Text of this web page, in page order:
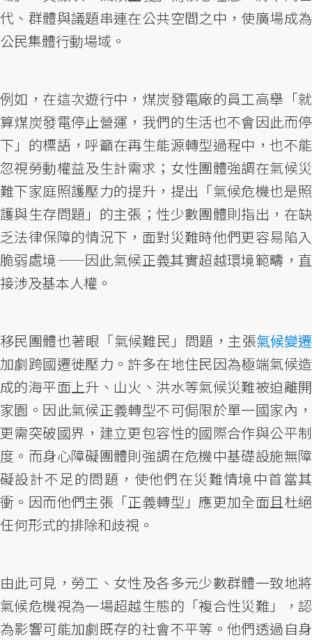
代、群體與議題串連在公共空間之中，使廣場成為
公民集體行動場域。
例如，在這次遊行中，煤炭發電廠的員工高舉「就
算煤炭發電停止營運，我們的生活也不會因此而停
下」的標語，呼籲在再生能源轉型過程中，也不能
忽視勞動權益及生計需求；女性團體強調在氣候災
難下家庭照護壓力的提升，提出「氣候危機也是照
護與生存問題」的主張；性少數團體則指出，在缺
乏法律保障的情況下，面對災難時他們更容易陷入
脆弱處境——因此氣候正義其實超越環境範疇，直
接涉及基本人權。
移民團體也著眼「氣候難民」問題，主張氣候變遷
加劇跨國遷徙壓力。許多在地住民因為極端氣候造
成的海平面上升、山火、洪水等氣候災難被迫離開
家園。因此氣候正義轉型不可侷限於單一國家內，
更需突破國界，建立更包容性的國際合作與公平制
度。而身心障礙團體則強調在危機中基礎設施無障
礙設計不足的問題，使他們在災難情境中首當其
衝。因而他們主張「正義轉型」應更加全面且杜絕
任何形式的排除和歧視。
由此可見，勞工、女性及各多元少數群體一致地將
氣候危機視為一場超越生態的「複合性災難」，認
為影響可能加劇既存的社會不平等。他們透過自身